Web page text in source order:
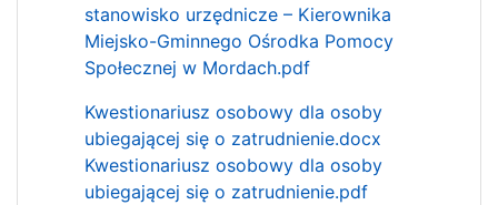
stanowisko urzędnicze – Kierownika
Miejsko-Gminnego Ośrodka Pomocy
Społecznej w Mordach.pdf
Kwestionariusz osobowy dla osoby
ubiegającej się o zatrudnienie.docx
Kwestionariusz osobowy dla osoby
ubiegającej się o zatrudnienie.pdf